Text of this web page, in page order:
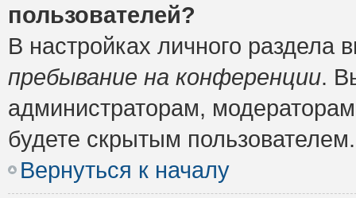
пользователей?
В настройках личного
пребывание на конференции.
администраторам,
будете скрытым пользователем.
Вернуться к началу